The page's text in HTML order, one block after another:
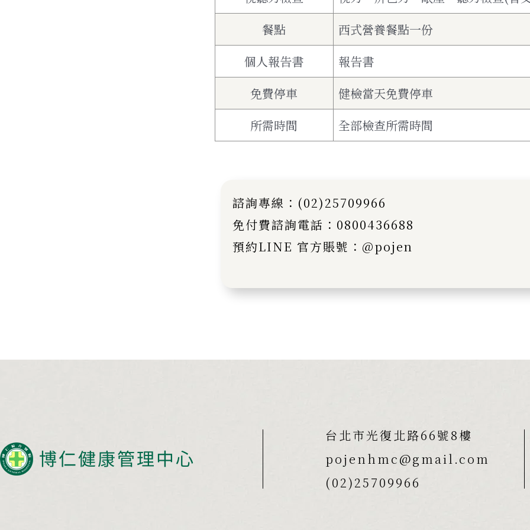
餐點
西式營養餐點一份
個人報告書
報告書
免費停車
健檢當天免費停車
所需時間
全部檢查所需時間
諮詢專線：(02)25709966
免付費諮詢電話：0800436688
預約LINE 官方賬號：@pojen
台北市光復北路66號8樓
pojenhmc@gmail.com
(02)25709966